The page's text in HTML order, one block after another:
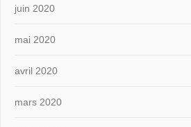
juin 2020
mai 2020
avril 2020
mars 2020